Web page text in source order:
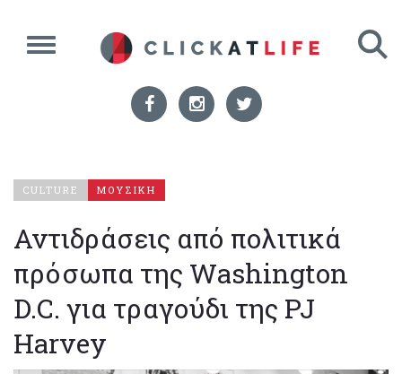
CULTURE ΜΟΥΣΙΚΗ
Αντιδράσεις από πολιτικά
πρόσωπα της Washington
D.C. για τραγούδι της PJ
Harvey